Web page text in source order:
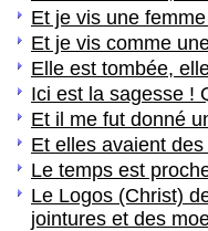
Et je vis une
Et je vis comme
Elle est tombée,
Ici est la sagesse !
Et il me fut donné
Et elles avaient
Le temps est
Le Logos (Christ)
jointures et des